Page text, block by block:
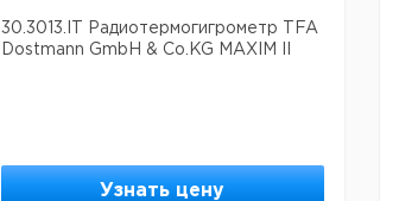
30.3013.IT Радиотермогигрометр TFA
Dostmann GmbH & Co.KG MAXIM II
Узнать цену